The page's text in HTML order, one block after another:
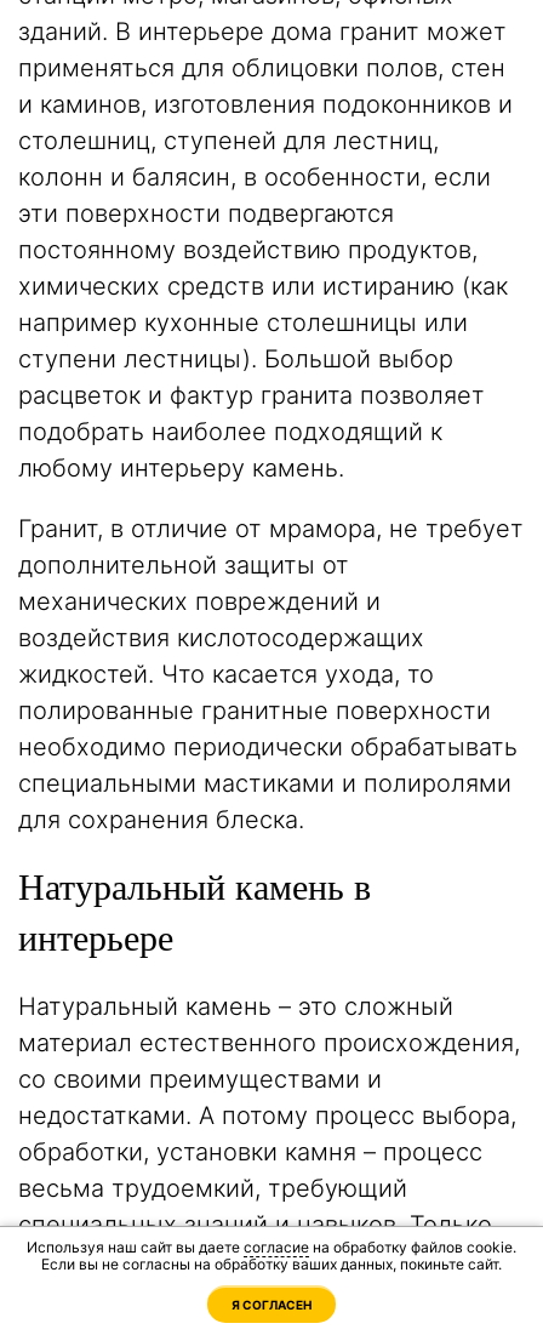
зданий. В интерьере дома гранит может
применяться для облицовки полов, стен
и каминов, изготовления подоконников и
столешниц, ступеней для лестниц,
колонн и балясин, в особенности, если
эти поверхности подвергаются
постоянному воздействию продуктов,
химических средств или истиранию (как
например кухонные столешницы или
ступени лестницы). Большой выбор
расцветок и фактур гранита позволяет
подобрать наиболее подходящий к
любому интерьеру камень.
Гранит, в отличие от мрамора, не требует
дополнительной защиты от
механических повреждений и
воздействия кислотосодержащих
жидкостей. Что касается ухода, то
полированные гранитные поверхности
необходимо периодически обрабатывать
специальными мастиками и полиролями
для сохранения блеска.
Натуральный камень в
интерьере
Натуральный камень – это сложный
материал естественного происхождения,
со своими преимуществами и
недостатками. А потому процесс выбора,
обработки, установки камня – процесс
весьма трудоемкий, требующий
специальных знаний и навыков. Только
специалисты могут наиболее верно
оценить пригодность того или иного
Используя наш сайт вы даете согласие на обработку файлов cookie.
Если вы не согласны на обработку ваших данных, покиньте сайт.
Я СОГЛАСЕН